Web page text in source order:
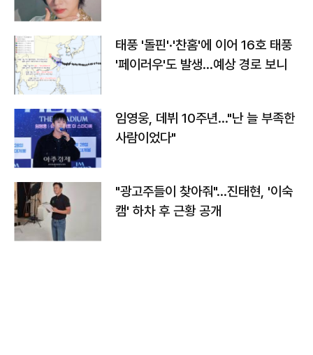
태풍 '돌핀'·'찬홈'에 이어 16호 태풍
'페이러우'도 발생…예상 경로 보니
임영웅, 데뷔 10주년…"난 늘 부족한
사람이었다"
"광고주들이 찾아줘"…진태현, '이숙
캠' 하차 후 근황 공개